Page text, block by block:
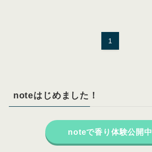
1
noteはじめました！
noteで香り体験公開中